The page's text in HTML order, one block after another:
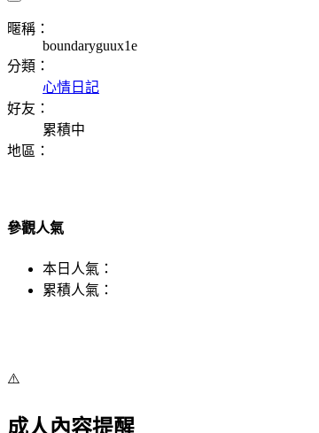
暱稱：
boundaryguux1e
分類：
心情日記
好友：
累積中
地區：
參觀人氣
本日人氣：
累積人氣：
⚠️
成人內容提醒